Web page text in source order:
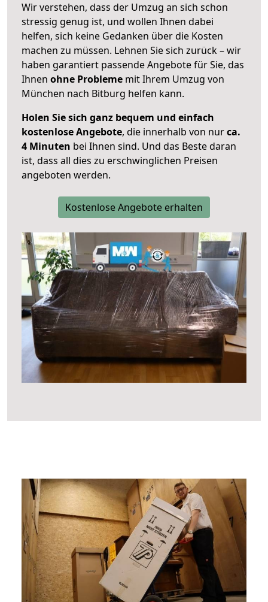
Wir verstehen, dass der Umzug an sich schon
stressig genug ist, und wollen Ihnen dabei
helfen, sich keine Gedanken über die Kosten
machen zu müssen. Lehnen Sie sich zurück – wir
haben garantiert passende Angebote für Sie, das
Ihnen ohne Probleme mit Ihrem Umzug von
München nach Bitburg helfen kann.
Holen Sie sich ganz bequem und einfach
kostenlose Angebote, die innerhalb von nurca.
4 Minuten bei Ihnen sind. Und das Beste daran
ist, dass all dies zu erschwinglichen Preisen
angeboten werden.
Kostenlose Angebote erhalten